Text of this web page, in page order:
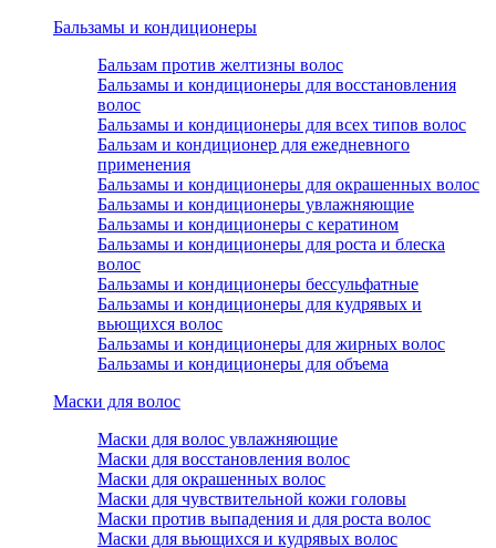
Бальзамы и кондиционеры
Бальзам против желтизны волос
Бальзамы и кондиционеры для восстановления
волос
Бальзамы и кондиционеры для всех типов волос
Бальзам и кондиционер для ежедневного
применения
Бальзамы и кондиционеры для окрашенных волос
Бальзамы и кондиционеры увлажняющие
Бальзамы и кондиционеры с кератином
Бальзамы и кондиционеры для роста и блеска
волос
Бальзамы и кондиционеры бессульфатные
Бальзамы и кондиционеры для кудрявых и
вьющихся волос
Бальзамы и кондиционеры для жирных волос
Бальзамы и кондиционеры для объема
Маски для волос
Маски для волос увлажняющие
Маски для восстановления волос
Маски для окрашенных волос
Маски для чувствительной кожи головы
Маски против выпадения и для роста волос
Маски для вьющихся и кудрявых волос